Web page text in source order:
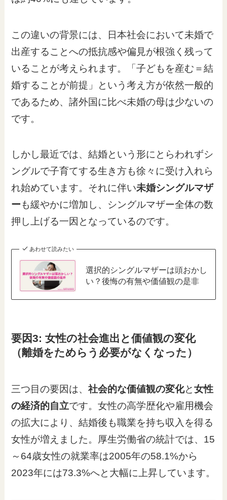
この違いの背景には、日本社会において未婚で
出産することへの抵抗感や偏見が根強く残って
いることが考えられます。「子どもを産む＝結
婚することが前提」という考え方が依然一般的
であるため、諸外国に比べ未婚の母は少ないの
です。
しかし最近では、結婚という形にとらわれずシ
ングルで子育てする生き方も徐々に受け入れら
れ始めています。それに伴い未婚シングルマザ
ーも緩やかに増加し、シングルマザー全体の数
押し上げる一因となっているのです。
あわせて読みたい
選択的シングルマザーは頭おかし
い？後悔の有無や価値観の是非
要因3: 女性の社会進出と価値観の変化
（離婚をためらう必要がなくなった）
三つ目の要因は、社会的な価値観の変化と女性
の経済的自立です。女性の高学歴化や雇用機会
の拡大により、結婚後も職業を持ち収入を得る
女性が増えました。厚生労働省の統計では、15
～64歳女性の就業率は2005年の58.1%から
2023年には73.3%へと大幅に上昇しています。